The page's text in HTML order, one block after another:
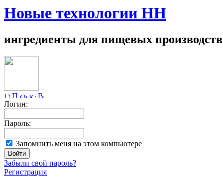
Новые технологии НН
ингредиенты для пищевых производств
Логин:
Пароль:
Запомнить меня на этом компьютере
Забыли свой пароль?
Регистрация